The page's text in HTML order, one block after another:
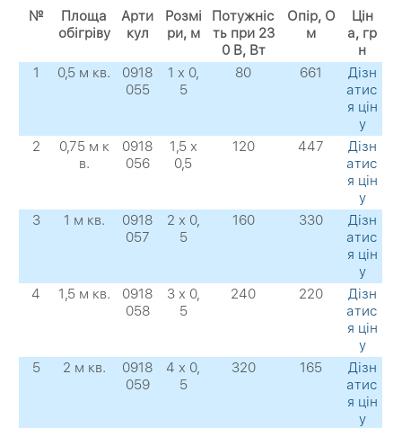
№
Площа
обігріву
Арти
кул
Розмі
ри, м
Потужніс
ть при 23
0 В, Вт
Опір, О
м
Цін
а, гр
н
1
0,5 м кв.
0918
055
1 х 0,
5
80 661
Дізн
атис
я цін
у
2
0,75 м к
в.
0918
056
1,5 х
0,5
120 447
Дізн
атис
я цін
у
3
1 м кв.
0918
057
2 х 0,
5
160 330
Дізн
атис
я цін
у
4
1,5 м кв.
0918
058
3 х 0,
5
240 220
Дізн
атис
я цін
у
5
2 м кв.
0918
059
4 х 0,
5
320 165
Дізн
атис
я цін
у